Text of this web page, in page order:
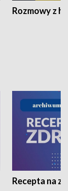
Rozmowy z
Recepta na